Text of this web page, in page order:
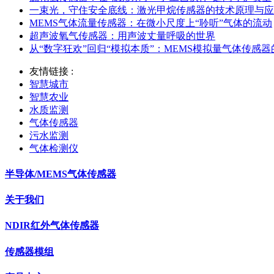
一束光，守住安全底线：激光甲烷传感器的技术原理与应
MEMS气体流量传感器：在微小尺度上“聆听”气体的流动
超声波氧气传感器：用声波丈量呼吸的世界
从“数字狂欢”回归“模拟本质”：MEMS模拟量气体传感
友情链接 :
智慧城市
智慧农业
水质监测
气体传感器
污水监测
气体检测仪
半导体/MEMS气体传感器
关于我们
NDIR红外气体传感器
传感器模组